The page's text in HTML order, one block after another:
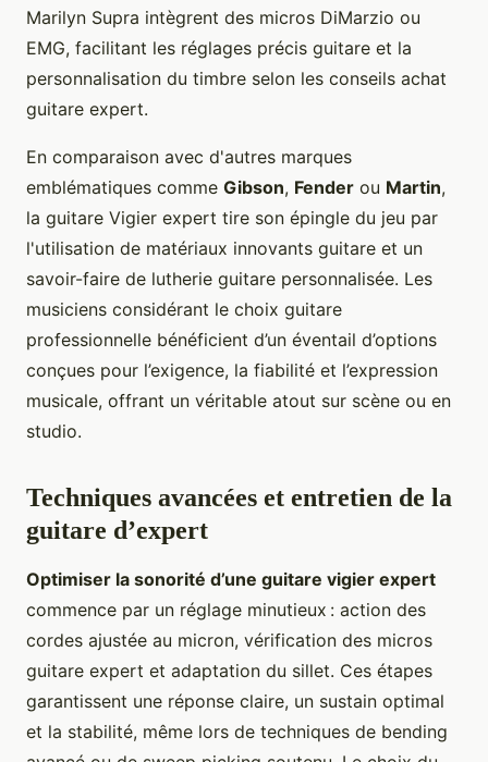
Marilyn Supra intègrent des micros DiMarzio ou
EMG, facilitant les réglages précis guitare et la
personnalisation du timbre selon les conseils achat
guitare expert.
En comparaison avec d'autres marques
emblématiques comme Gibson, Fender ou Martin,
la guitare Vigier expert tire son épingle du jeu par
l'utilisation de matériaux innovants guitare et un
savoir-faire de lutherie guitare personnalisée. Les
musiciens considérant le choix guitare
professionnelle bénéficient d’un éventail d’options
conçues pour l’exigence, la fiabilité et l’expression
musicale, offrant un véritable atout sur scène ou en
studio.
Techniques avancées et entretien de la
guitare d’expert
Optimiser la sonorité d’une guitare vigier expert
commence par un réglage minutieux : action des
cordes ajustée au micron, vérification des micros
guitare expert et adaptation du sillet. Ces étapes
garantissent une réponse claire, un sustain optimal
et la stabilité, même lors de techniques de bending